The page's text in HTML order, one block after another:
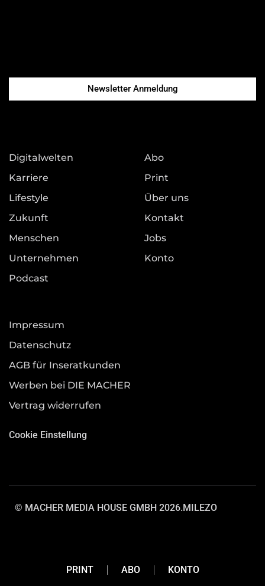
Newsletter Anmeldung
Digitalwelten
Karriere
Lifestyle
Zukunft
Menschen
Unternehmen
Podcast
Abo
Print
Über uns
Kontakt
Jobs
Konto
Impressum
Datenschutz
AGB für Inseratkunden
Werben bei DIE MACHER
Vertrag widerrufen
Cookie Einstellung
© MACHER MEDIA HOUSE GMBH 2026.MILEZO
PRINT ABO KONTO